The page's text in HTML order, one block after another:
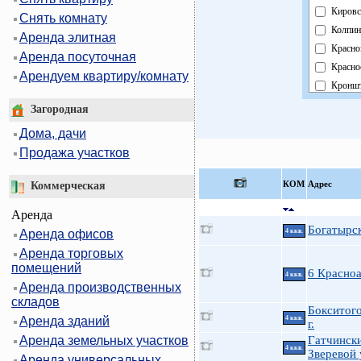
Снять комнату
Аренда элитная
Аренда посуточная
Арендуем квартиру/комнату
Загородная
Дома, дачи
Продажа участков
Коммерческая
Аренда
Аренда офисов
Аренда торговых
помещений
Аренда производственных
складов
Аренда зданий
Аренда земельных участков
КOМ Адрес
4 ккв.
4 ккв. 6
4 ккв.
г.
4 ккв.
Зверевой